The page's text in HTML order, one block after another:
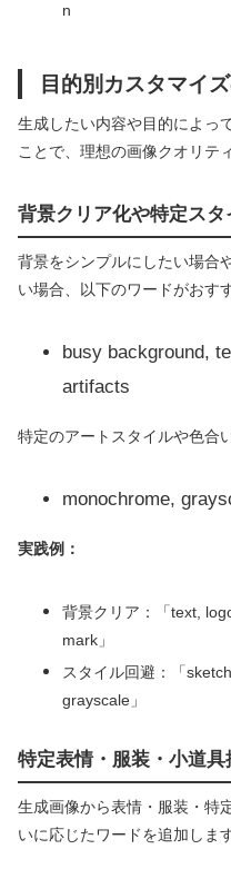
n
目的別カスタマイ
生成したい内容や目的によっ
ことで、理想の画像クオリテ
背景クリア化や特定スタ
背景をシンプルにしたい場合
い場合、以下のワードがおす
busy background,
artifacts
特定のアートスタイルや色合
monochrome,
実践例：
背景クリア：「text,
mark」
スタイル回避：「
grayscale」
特定表情・服装・小道
生成画像から表情・服装・特
いに応じたワードを追加します